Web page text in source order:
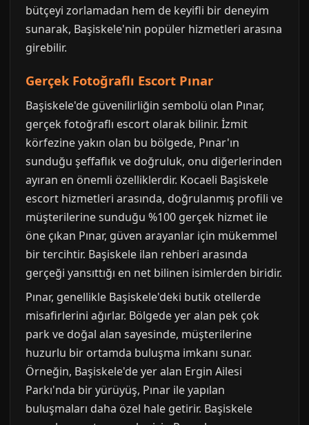
bütçeyi zorlamadan hem de keyifli bir deneyim
sunarak, Başiskele'nin popüler hizmetleri arasına
girebilir.
Gerçek Fotoğraflı Escort Pınar
Başiskele'de güvenilirliğin sembolü olan Pınar,
gerçek fotoğraflı escort olarak bilinir. İzmit
körfezine yakın olan bu bölgede, Pınar'ın
sunduğu şeffaflık ve doğruluk, onu diğerlerinden
ayıran en önemli özelliklerdir. Kocaeli Başiskele
escort hizmetleri arasında, doğrulanmış profili ve
müşterilerine sunduğu %100 gerçek hizmet ile
öne çıkan Pınar, güven arayanlar için mükemmel
bir tercihtir. Başiskele ilan rehberi arasında
gerçeği yansıttığı en net bilinen isimlerden biridir.
Pınar, genellikle Başiskele'deki butik otellerde
misafirlerini ağırlar. Bölgede yer alan pek çok
park ve doğal alan sayesinde, müşterilerine
huzurlu bir ortamda buluşma imkanı sunar.
Örneğin, Başiskele'de yer alan Ergin Ailesi
Parkı'nda bir yürüyüş, Pınar ile yapılan
buluşmaları daha özel hale getirir. Başiskele